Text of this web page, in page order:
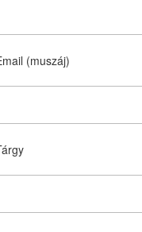
(muszáj)